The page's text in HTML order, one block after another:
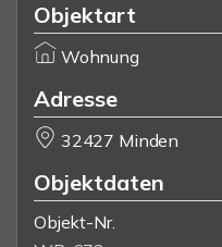
Objektart
Wohnung
Adresse
32427 Minden
Objektdaten
Objekt-Nr.